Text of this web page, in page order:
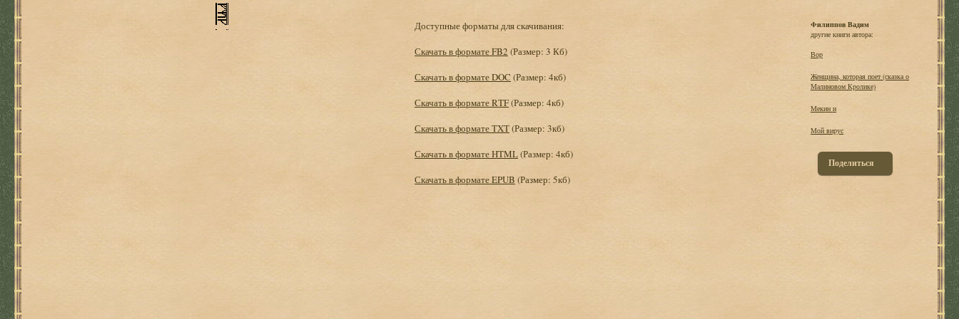
Доступные форматы для скачивания:
Скачать в формате FB2 (Размер: 3 Кб)
Скачать в формате DOC (Размер: 4кб)
Скачать в формате RTF(Размер: 4кб)
Скачать в формате TXT(Размер: 3кб)
Скачать в формате HTML(Размер: 4кб)
Скачать в формате EPUB (Размер: 5кб)
Филиппов Вадим
другие книги автора:
Воp
Женщина, котоpая поет (сказка о
Малиновом Кpолике)
Мекин и
Мой виpус
Поделиться